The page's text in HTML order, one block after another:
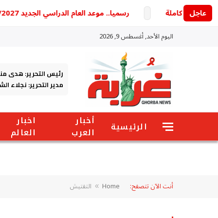
عاجل رسميا.. موعد العام الدراسي الجديد 2026/2027 وخريطة الدراسة والامتحانات كاملة
اليوم الأحد, أغسطس 9, 2026
رئيس التحرير: هدى
مدير التحرير: نجلاء
الرئيسية
أخبار
العرب
اخبار
العالم
أنت الآن تتصفح: Home
» التفتيش